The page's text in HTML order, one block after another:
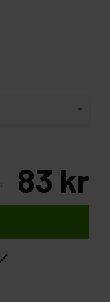
83 kr